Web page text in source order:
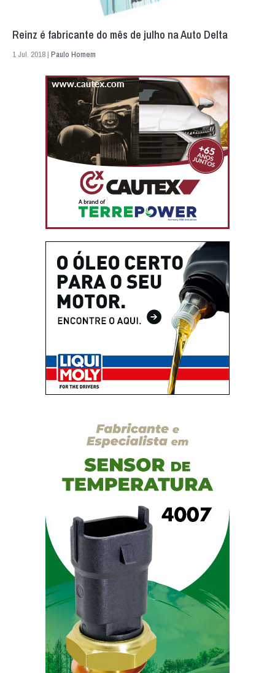
Reinz é fabricante do mês de julho na Auto Delta
1 Jul. 2018 | Paulo Homem